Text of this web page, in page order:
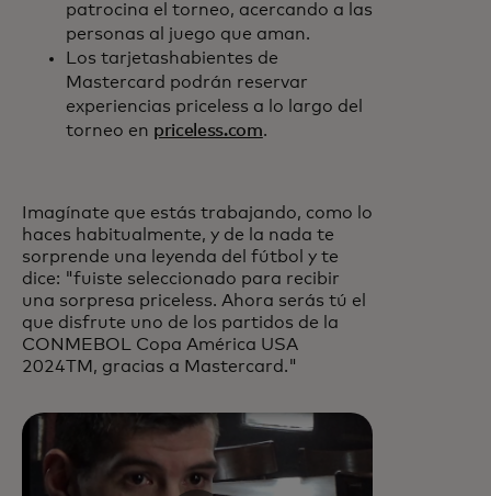
patrocina el torneo, acercando a las
personas al juego que aman.
Los tarjetashabientes de
Mastercard podrán reservar
experiencias priceless a lo largo del
torneo en priceless.com.
Imagínate que estás trabajando, como lo
haces habitualmente, y de la nada te
sorprende una leyenda del fútbol y te
dice: "fuiste seleccionado para recibir
una sorpresa priceless. Ahora serás tú el
que disfrute uno de los partidos de la
CONMEBOL Copa América USA
2024TM, gracias a Mastercard."